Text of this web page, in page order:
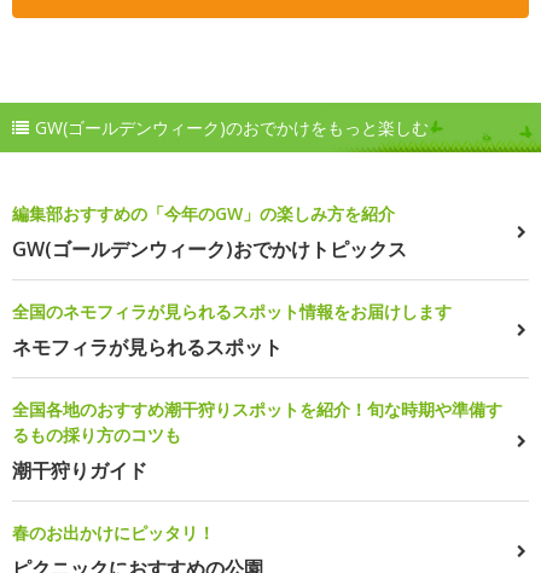
GW(ゴールデンウィーク)のおでかけをもっと楽しむ
編集部おすすめの「今年のGW」の楽しみ方を紹介
GW(ゴールデンウィーク)おでかけトピックス
全国のネモフィラが見られるスポット情報をお届けします
ネモフィラが見られるスポット
全国各地のおすすめ潮干狩りスポットを紹介！旬な時期や準備す
るもの採り方のコツも
潮干狩りガイド
春のお出かけにピッタリ！